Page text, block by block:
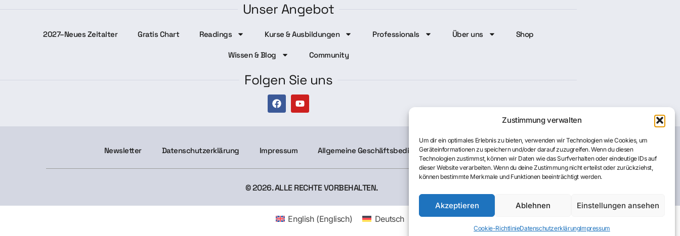
Zustimmung verwalten
Um dir ein optimales Erlebnis zu bieten, verwenden wir Technologien wie Cookies, um
Geräteinformationen zu speichern und/oder darauf zuzugreifen. Wenn du diesen
Technologien zustimmst, können wir Daten wie das Surfverhalten oder eindeutige IDs auf
dieser Website verarbeiten. Wenn du deine Zustimmung nicht erteilst oder zurückziehst,
können bestimmte Merkmale und Funktionen beeinträchtigt werden.
Akzeptieren Ablehnen Einstellungen ansehen
Cookie-RichtlinieDatenschutzerklärungImpressum
Unser Angebot
2027–Neues Zeitalter Gratis Chart Readings Kurse & Ausbildungen Professionals Über uns Shop
Wissen & Blog Community
Folgen Sie uns
Newsletter Datenschutzerklärung Impressum Allgemeine Geschäftsbedingungen Cookie-Richtlinie
© 2026. ALLE RECHTE VORBEHALTEN.
English(Englisch) Deutsch